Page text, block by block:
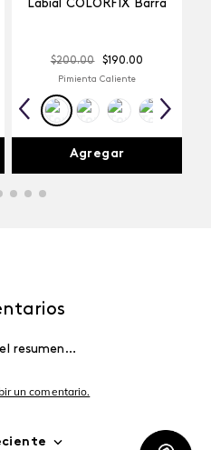
Labial COLORFIX Barra
$200.00 $190.00
Pimienta Caliente
Agregar
resumen…
un comentario.